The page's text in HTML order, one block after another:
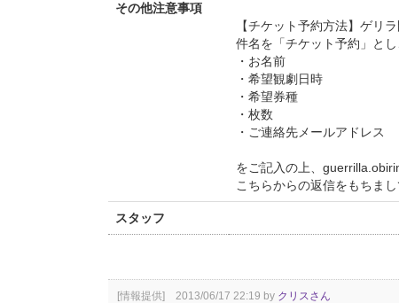
その他注意事項
【チケット予約方法】ゲリ
件名を「チケット予約」とし
・お名前
・希望観劇日時
・希望券種
・枚数
・ご連絡先メールアドレス
をご記入の上、
こちらからの返信をもちま
スタッフ
[情報提供] 2013/06/17 22:19 by クリスさん